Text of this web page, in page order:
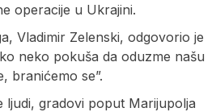
operacije u Ukrajini.
Vladimir Zelenski, odgovorio je
neko pokuša da oduzme našu
branićemo se”.
ljudi, gradovi poput Marijupolja